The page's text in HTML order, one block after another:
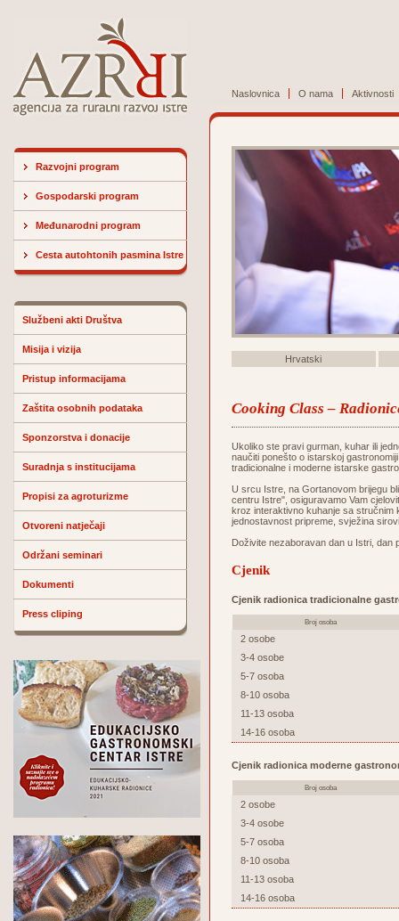
Naslovnica O nama Aktivnosti
Razvojni program
Gospodarski program
Međunarodni program
Cesta autohtonih pasmina Istre
Službeni akti Društva
Misija i vizija
Pristup informacijama
Zaštita osobnih podataka
Sponzorstva i donacije
Suradnja s institucijama
Propisi za agroturizme
Otvoreni natječaji
Održani seminari
Dokumenti
Press cliping
Hrvatski
Cooking Class –
Ukoliko ste pravi gurman, kuhar ili
naučiti ponešto o istarskoj
tradicionalne i moderne istarske
U srcu Istre, na Gortanovom brijegu
centru Istre", osiguravamo Vam
kroz interaktivno kuhanje sa stručnim
jednostavnost pripreme, svježina
Doživite nezaboravan dan u Istri, dan
Cjenik
Cjenik radionica tradicionalne
Broj osoba
2 osobe
3-4 osobe
5-7 osoba
8-10 osoba
11-13 osoba
14-16 osoba
Cjenik radionica moderne
Broj osoba
2 osobe
3-4 osobe
5-7 osoba
8-10 osoba
11-13 osoba
14-16 osoba